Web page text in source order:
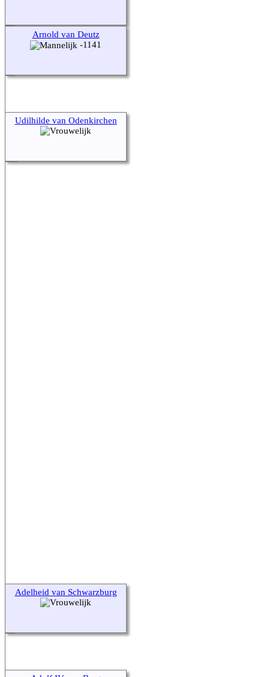
Arnold van Deutz
-1141
Udilhilde van Odenkirchen
Adelheid van Schwarzburg